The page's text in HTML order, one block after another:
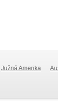
Južná Amerika